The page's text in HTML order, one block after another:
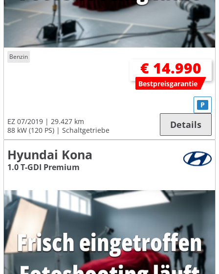
Benzin
€ 14.990
Bestpreisgarantie
EZ 07/2019
29.427 km
88 kW (120 PS)
Schaltgetriebe
P
Details
Hyundai Kona
1.0 T-GDI Premium